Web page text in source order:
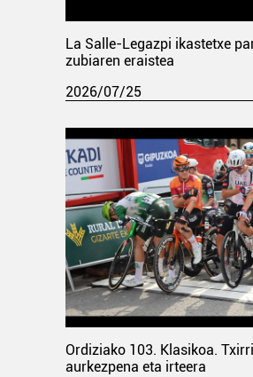
La Salle-Legazpi ikastetxe
zubiaren eraistea
2026/07/25
Ordiziako 103. Klasikoa.
aurkezpena eta irteera